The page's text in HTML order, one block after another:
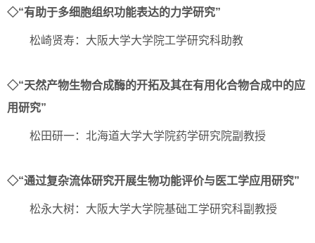
◇“有助于多细胞组织功能表达的力学研究”
松崎贤寿：大阪大学大学院工学研究科助教
◇“天然产物生物合成酶的开拓及其在有用化合物合成中的应
用研究”
松田研一：北海道大学大学院药学研究院副教授
◇“通过复杂流体研究开展生物功能评价与医工学应用研究”
松永大树：大阪大学大学院基础工学研究科副教授